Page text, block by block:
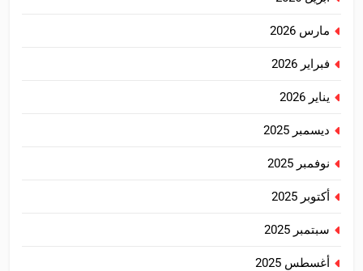
مارس 2026
فبراير 2026
يناير 2026
ديسمبر 2025
نوفمبر 2025
أكتوبر 2025
سبتمبر 2025
أغسطس 2025